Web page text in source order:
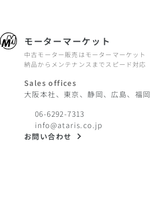
モーターマーケット
中古モーター販売はモーターマーケット
納品からメンテナンスまでスピード対応
Sales offices
大阪本社、東京、静岡、広島、福岡
06-6292-7313
info@ataris.co.jp
お問い合わせ